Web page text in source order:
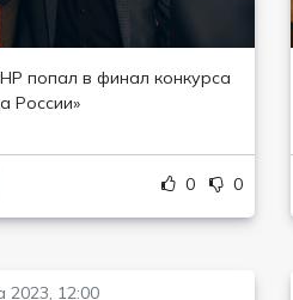
попал в финал конкурса
России»
0 0
2023, 12:00